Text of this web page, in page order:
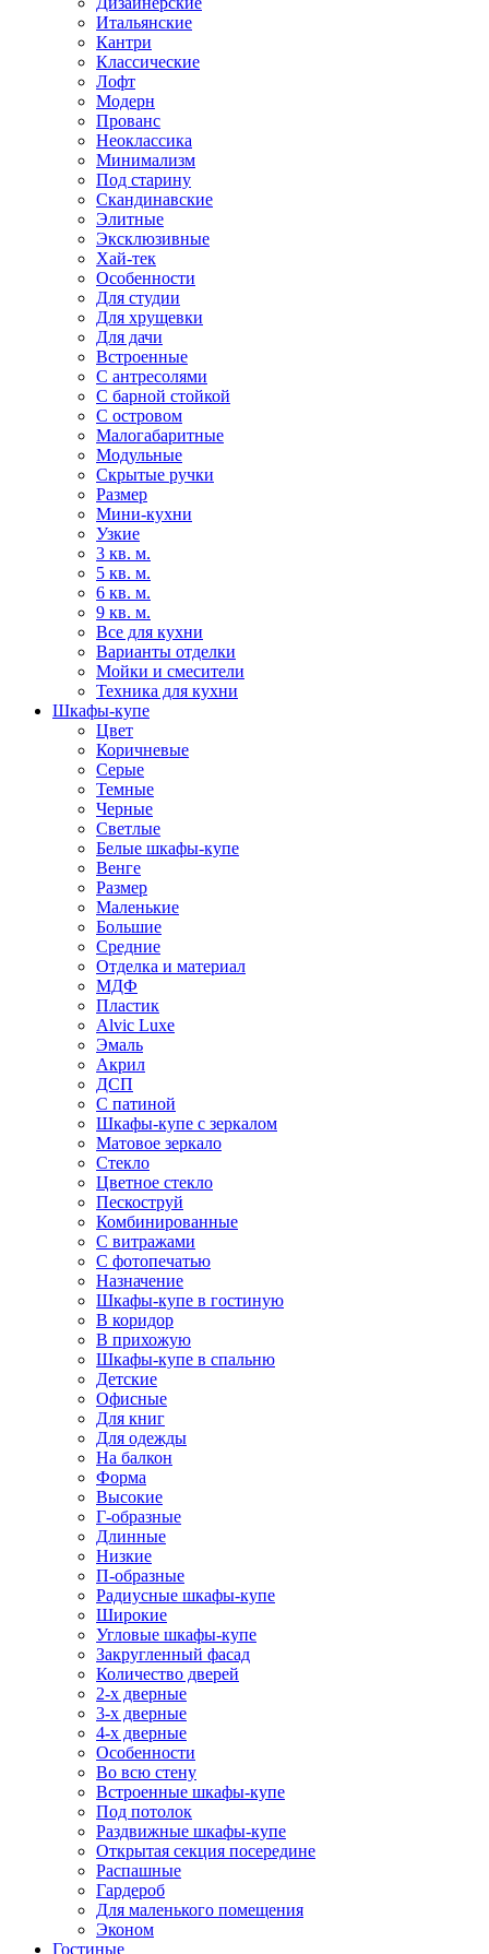
Итальянские
Кантри
Классические
Лофт
Модерн
Прованс
Неоклассика
Минимализм
Под старину
Скандинавские
Элитные
Эксклюзивные
Хай-тек
Особенности
Для студии
Для хрущевки
Для дачи
Встроенные
С антресолями
С барной стойкой
С островом
Малогабаритные
Модульные
Скрытые ручки
Размер
Мини-кухни
Узкие
3 кв. м.
5 кв. м.
6 кв. м.
9 кв. м.
Все для кухни
Варианты отделки
Мойки и смесители
Техника для кухни
Шкафы-купе
Цвет
Коричневые
Серые
Темные
Черные
Светлые
Белые шкафы-купе
Венге
Размер
Маленькие
Большие
Средние
Отделка и материал
МДФ
Пластик
Alvic Luxe
Эмаль
Акрил
ДСП
С патиной
Шкафы-купе с зеркалом
Матовое зеркало
Стекло
Цветное стекло
Пескоструй
Комбинированные
С витражами
С фотопечатью
Назначение
Шкафы-купе в гостиную
В коридор
В прихожую
Шкафы-купе в спальню
Детские
Офисные
Для книг
Для одежды
На балкон
Форма
Высокие
Г-образные
Длинные
Низкие
П-образные
Радиусные шкафы-купе
Широкие
Угловые шкафы-купе
Закругленный фасад
Количество дверей
2-х дверные
3-х дверные
4-х дверные
Особенности
Во всю стену
Встроенные шкафы-купе
Под потолок
Раздвижные шкафы-купе
Открытая секция посередине
Распашные
Гардероб
Для маленького помещения
Эконом
Гостиные